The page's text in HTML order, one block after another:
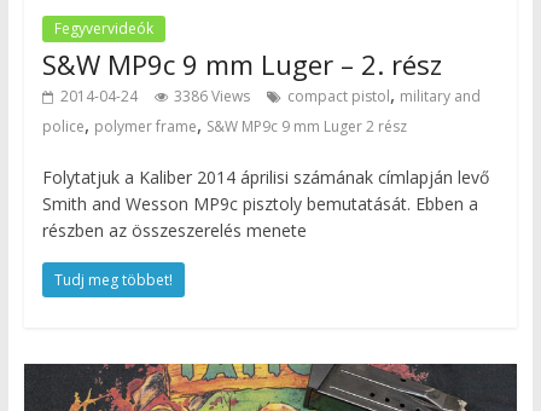
Fegyvervideók
S&W MP9c 9 mm Luger – 2. rész
2014-04-24 3386 Views compact pistol, military and
police, polymer frame, S&W MP9c 9 mm Luger 2 rész
Folytatjuk a Kaliber 2014 áprilisi számának címlapján levő
Smith and Wesson MP9c pisztoly bemutatását. Ebben a
részben az összeszerelés menete
Tudj meg többet!